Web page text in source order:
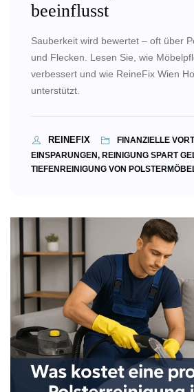
beeinflusst
Sauberkeit wird bewertet – oft über
und Flecken. Lesen Sie, wie
verbessert und wie ReineFix Wien
unterstützt.
REINEFIX
FINANZIELLE
EINSPARUNGEN, REINIGUNG SPART
TIEFENREINIGUNG VON